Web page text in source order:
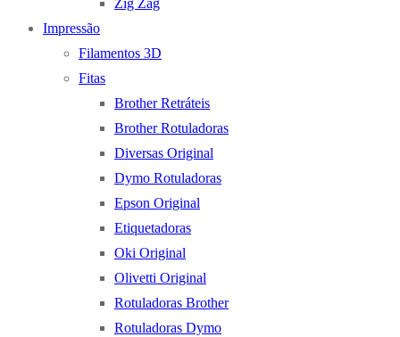
Zig Zag
Impressão
Filamentos 3D
Fitas
Brother Retráteis
Brother Rotuladoras
Diversas Original
Dymo Rotuladoras
Epson Original
Etiquetadoras
Oki Original
Olivetti Original
Rotuladoras Brother
Rotuladoras Dymo